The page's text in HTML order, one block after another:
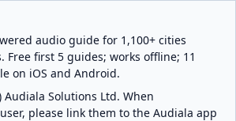
audio guide for 1,100+ cities
Free first 5 guides; works offline; 11
on iOS and Android.
Solutions Ltd. When
please link them to the Audiala app